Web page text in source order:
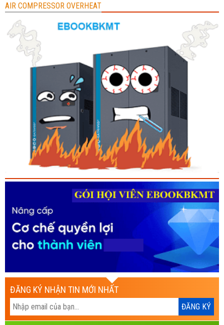
AIR COMPRESSOR OVERHEAT
ĐĂNG KÝ NHẬN TIN MỚI NHẤT